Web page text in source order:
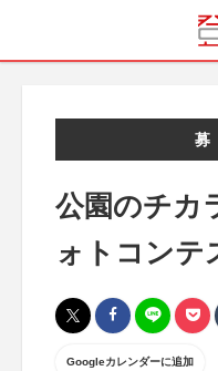
公園のチカ
ォトコンテ
Googleカレンダーに追加